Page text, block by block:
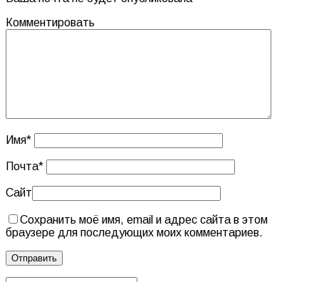
Комментировать
Имя*
Почта*
Сайт
Сохранить моё имя, email и адрес сайта в этом
браузере для последующих моих комментариев.